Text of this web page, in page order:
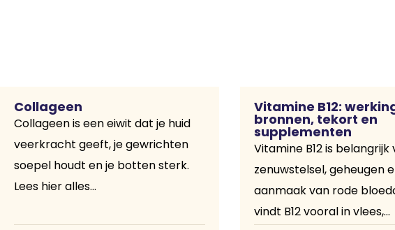
Collageen
Collageen is een eiwit dat je huid
veerkracht geeft, je gewrichten
soepel houdt en je botten sterk.
Lees hier alles...
Vitamine B12:
bronnen, tekort en
supplementen
Vitamine B12 is belangrijk
zenuwstelsel, geheugen
aanmaak van rode
vindt B12 vooral in vlees,...